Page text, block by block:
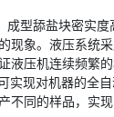
成型舔盐块密实度
现象。液压系统
液压机连续频繁
实现对机器的全
不同的样品，实